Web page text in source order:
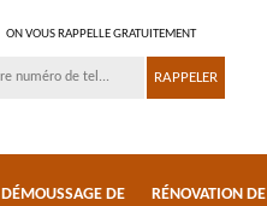
ON VOUS RAPPELLE GRATUITEMENT
DÉMOUSSAGE DE
RÉNOVATION DE